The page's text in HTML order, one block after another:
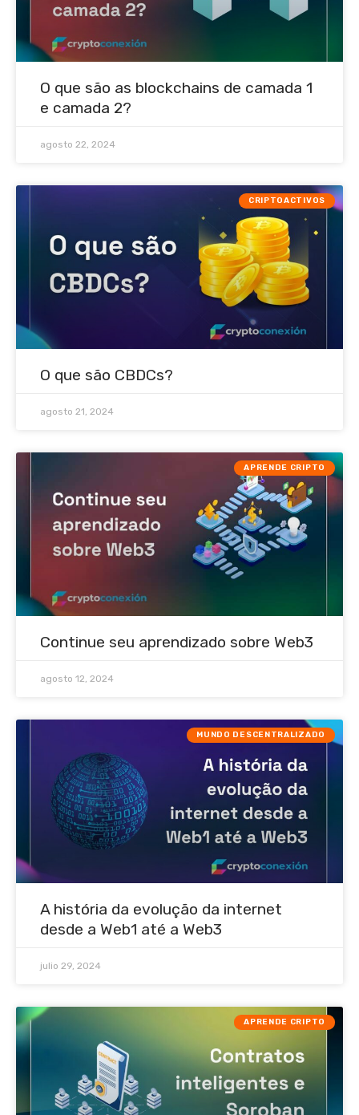
O que são as blockchains de camada 1
e camada 2?
agosto 22, 2024
CRIPTOACTIVOS
O que são CBDCs?
agosto 21, 2024
APRENDE CRIPTO
Continue seu aprendizado sobre Web3
agosto 12, 2024
MUNDO DESCENTRALIZADO
A história da evolução da internet
desde a Web1 até a Web3
julio 29, 2024
APRENDE CRIPTO